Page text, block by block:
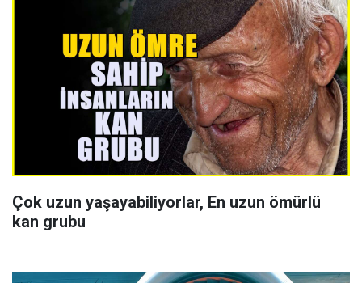
Çok uzun yaşayabiliyorlar, En uzun ömürlü
kan grubu